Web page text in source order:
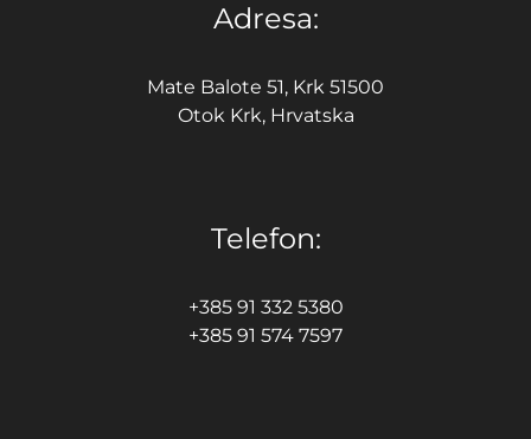
Adresa:
Mate Balote 51, Krk 51500
Otok Krk, Hrvatska
Telefon:
+385 91 332 5380
+385 91 574 7597